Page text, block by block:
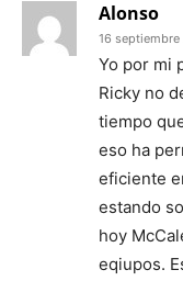
Alonso
16 septiembre
Yo por mi
Ricky no
tiempo
eso ha
eficiente
estando
hoy
eqiupos.